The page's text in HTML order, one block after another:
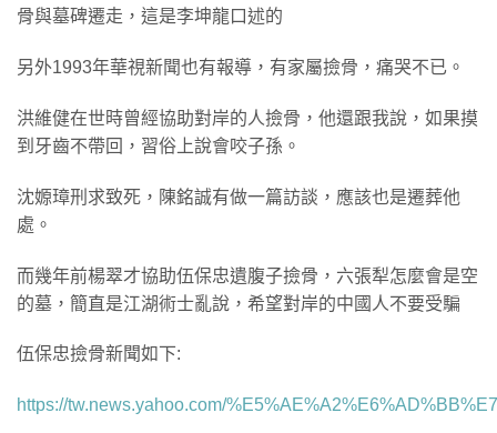
骨與墓碑遷走，這是李坤龍口述的
另外1993年華視新聞也有報導，有家屬撿骨，痛哭不已。
洪維健在世時曾經協助對岸的人撿骨，他還跟我說，如果摸
到牙齒不帶回，習俗上說會咬子孫。
沈嫄璋刑求致死，陳銘誠有做一篇訪談，應該也是遷葬他
處。
而幾年前楊翠才協助伍保忠遺腹子撿骨，六張犁怎麼會是空
的墓，簡直是江湖術士亂說，希望對岸的中國人不要受騙
伍保忠撿骨新聞如下:
https://tw.news.yahoo.com/